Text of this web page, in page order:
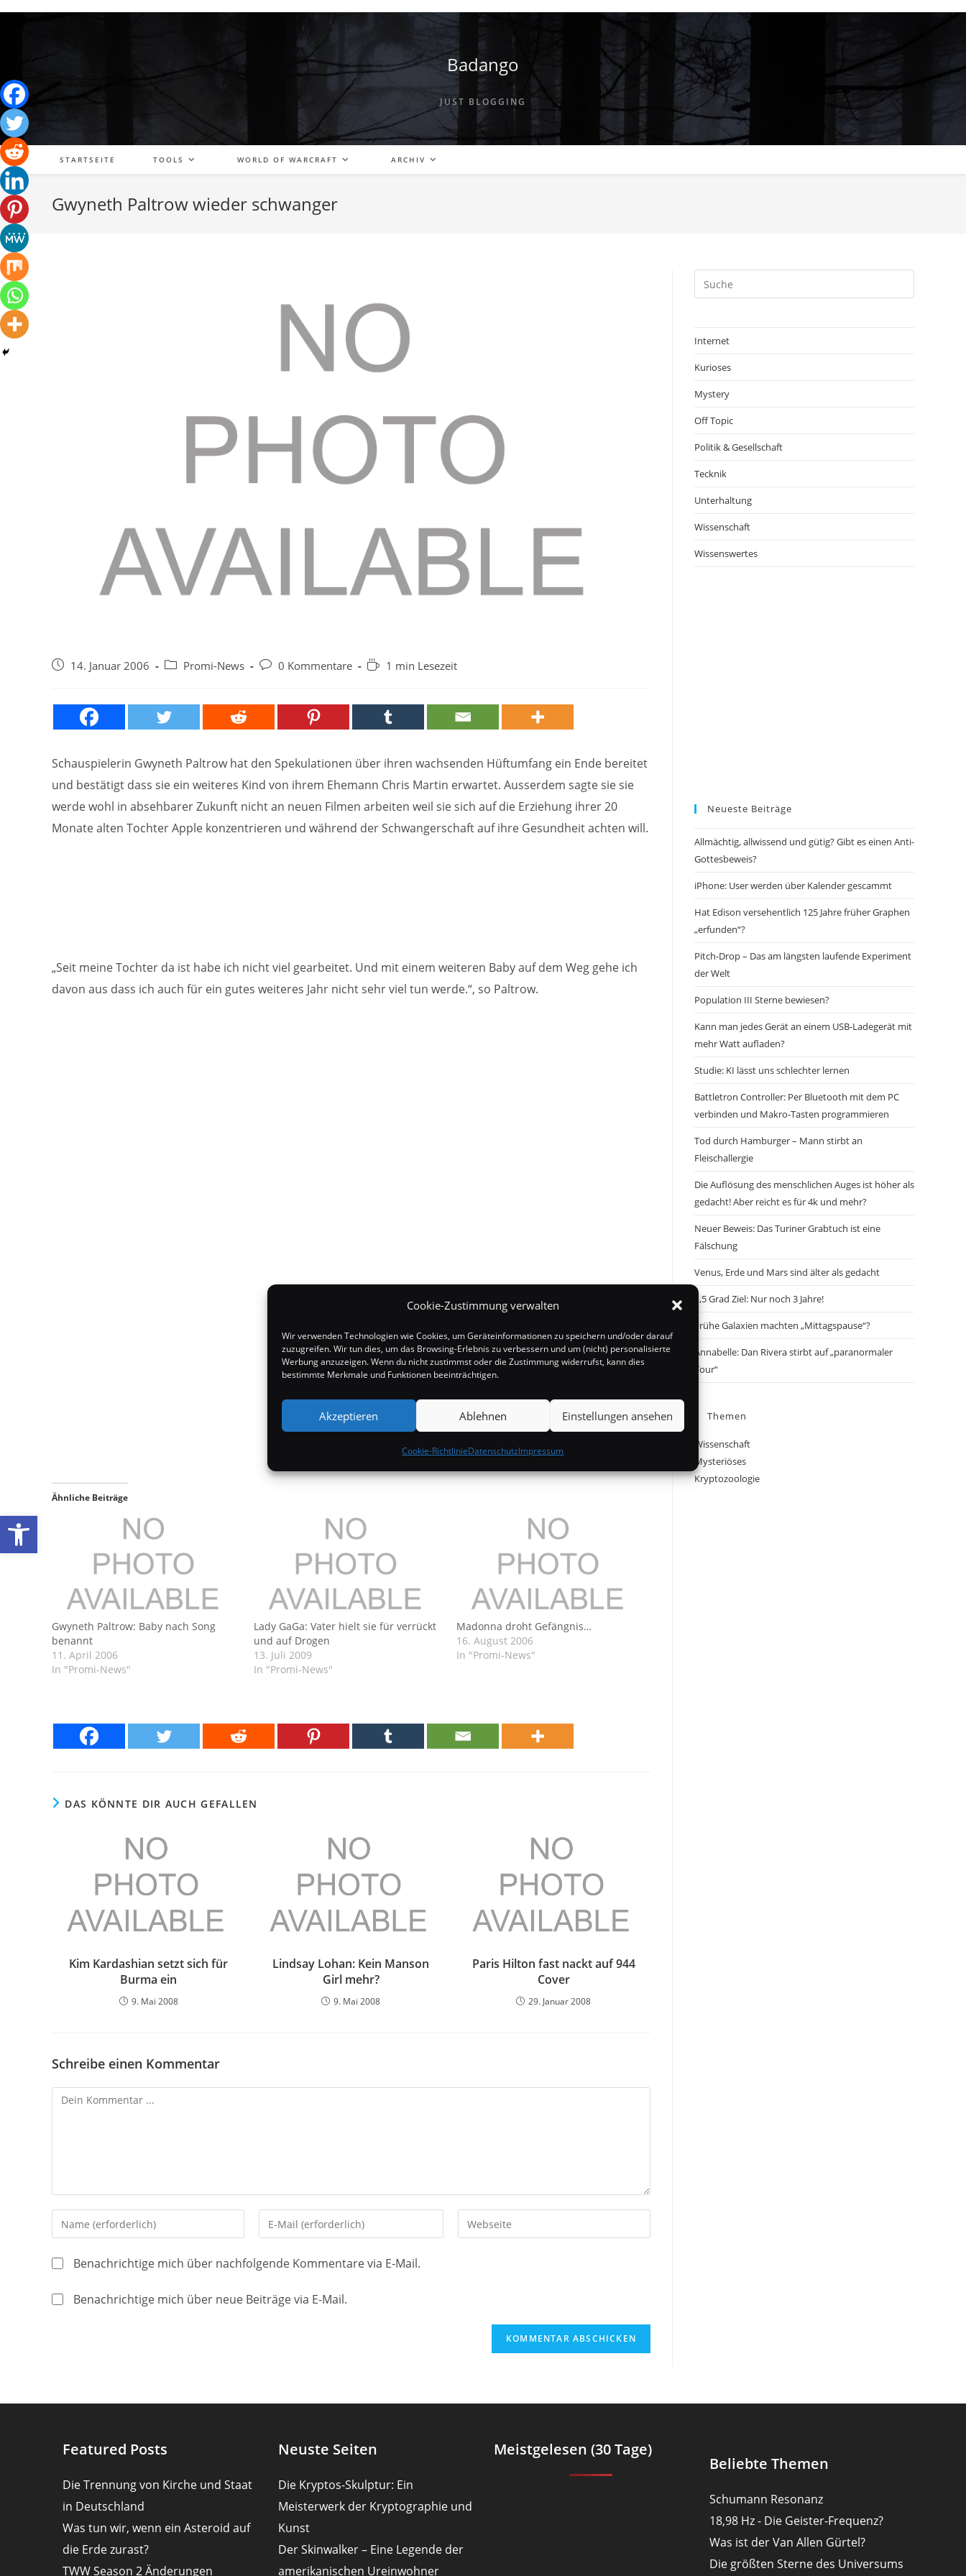
Werkzeugleiste öffnen
Cookie-Zustimmung verwalten
Wir verwenden Technologien wie Cookies, um Geräteinformationen zu speichern und/oder darauf
zuzugreifen. Wir tun dies, um das Browsing-Erlebnis zu verbessern und um (nicht) personalisierte
Werbung anzuzeigen. Wenn du nicht zustimmst oder die Zustimmung widerrufst, kann dies
bestimmte Merkmale und Funktionen beeinträchtigen.
Akzeptieren Ablehnen Einstellungen ansehen
Cookie-RichtlinieDatenschutzImpressum
Badango
JUST BLOGGING
STARTSEITE TOOLS WORLD OF WARCRAFT ARCHIV
Gwyneth Paltrow wieder schwanger
Beitrag14. Januar 2006
Beitrags-
Promi-News
Beitrags-
0 Kommentare Lesedauer:
1 min Lesezeit
Schauspielerin Gwyneth Paltrow hat den Spekulationen über ihren wachsenden Hüftumfang ein Ende bereitet
und bestätigt dass sie ein weiteres Kind von ihrem Ehemann Chris Martin erwartet. Ausserdem sagte sie sie
werde wohl in absehbarer Zukunft nicht an neuen Filmen arbeiten weil sie sich auf die Erziehung ihrer 20
Monate alten Tochter Apple konzentrieren und während der Schwangerschaft auf ihre Gesundheit achten will.
„Seit meine Tochter da ist habe ich nicht viel gearbeitet. Und mit einem weiteren Baby auf dem Weg gehe ich
davon aus dass ich auch für ein gutes weiteres Jahr nicht sehr viel tun werde.“, so Paltrow.
Ähnliche Beiträge
Gwyneth Paltrow: Baby nach Song
benannt
11. April 2006
In "Promi-News"
Lady GaGa: Vater hielt sie für verrückt
und auf Drogen
13. Juli 2009
In "Promi-News"
Madonna droht Gefängnis…
16. August 2006
In "Promi-News"
DAS KÖNNTE DIR AUCH GEFALLEN
Kim Kardashian setzt sich für
Burma ein
9. Mai 2008
Lindsay Lohan: Kein Manson
Girl mehr?
9. Mai 2008
Paris Hilton fast nackt auf 944
Cover
29. Januar 2008
Schreibe einen Kommentar
Kommentieren
Gib
deinen
Namen
Benutzernamen
Gib
deine
Mail-
Adresse
Gib
deine
Benachrichtige mich über nachfolgende Kommentare via E-Mail.
Benachrichtige mich über neue Beiträge via E-Mail.
Internet
Kurioses
Mystery
Off Topic
Politik & Gesellschaft
Tecknik
Unterhaltung
Wissenschaft
Wissenswertes
Neueste Beiträge
Allmächtig, allwissend und gütig? Gibt es einen Anti-
Gottesbeweis?
iPhone: User werden über Kalender gescammt
Hat Edison versehentlich 125 Jahre früher Graphen
„erfunden“?
Pitch-Drop – Das am längsten laufende Experiment
der Welt
Population III Sterne bewiesen?
Kann man jedes Gerät an einem USB-Ladegerät mit
mehr Watt aufladen?
Studie: KI lässt uns schlechter lernen
Battletron Controller: Per Bluetooth mit dem PC
verbinden und Makro-Tasten programmieren
Tod durch Hamburger – Mann stirbt an
Fleischallergie
Die Auflösung des menschlichen Auges ist höher als
gedacht! Aber reicht es für 4k und mehr?
Neuer Beweis: Das Turiner Grabtuch ist eine
Fälschung
Venus, Erde und Mars sind älter als gedacht
1,5 Grad Ziel: Nur noch 3 Jahre!
Frühe Galaxien machten „Mittagspause“?
Annabelle: Dan Rivera stirbt auf „paranormaler
Tour“
Themen
Wissenschaft
Mysteriöses
Kryptozoologie
Featured Posts
Die Trennung von Kirche und Staat
in Deutschland
Was tun wir, wenn ein Asteroid auf
die Erde zurast?
TWW Season 2 Änderungen
Neuste Seiten
Die Kryptos-Skulptur: Ein
Meisterwerk der Kryptographie und
Kunst
Der Skinwalker – Eine Legende der
amerikanischen Ureinwohner
Meistgelesen (30 Tage)
Beliebte Themen
Schumann Resonanz
18,98 Hz - Die Geister-Frequenz?
Was ist der Van Allen Gürtel?
Die größten Sterne des Universums